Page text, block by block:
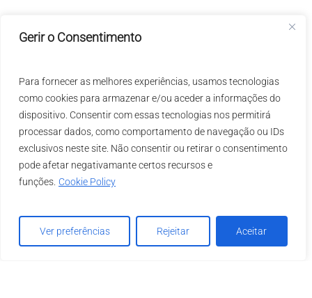
Gerir o Consentimento
Para fornecer as melhores experiências, usamos tecnologias
como cookies para armazenar e/ou aceder a informações do
dispositivo. Consentir com essas tecnologias nos permitirá
processar dados, como comportamento de navegação ou IDs
exclusivos neste site. Não consentir ou retirar o consentimento
pode afetar negativamante certos recursos e
funções. Cookie Policy
Ver preferências Rejeitar Aceitar
Artificial:
de
Crescimento,
Incentivos
Competitividade
Comunicado de Imprensa